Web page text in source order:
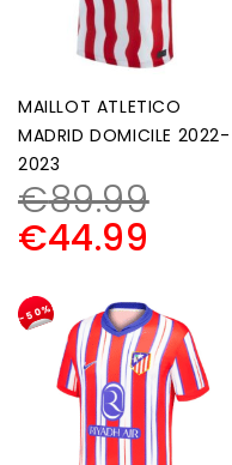
MAILLOT ATLETICO
MADRID DOMICILE 2022-
2023
€89.99
€44.99
-50%